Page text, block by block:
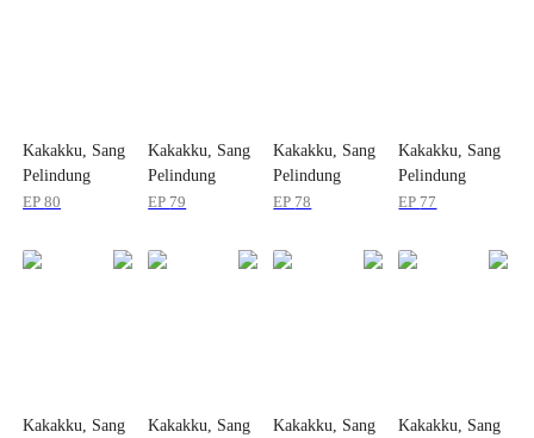
Kakakku, Sang
Pelindung
EP80
Kakakku, Sang
Pelindung
EP 79
Kakakku, Sang
Pelindung
EP 78
Kakakku, Sang
Pelindung
EP 77
Kakakku, Sang
Kakakku, Sang
Kakakku, Sang
Kakakku, Sang